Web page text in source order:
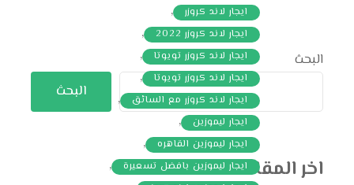
ايجار لاند كروزر ,
ايجار لاند كروزر 2022 ,
ايجار لاند كروزر تويوتا ,
ايجار لاند كروزر تويوتا ,
ايجار لاند كروزر مع السائق ,
ايجار ليموزين ,
ايجار ليموزين القاهره ,
ايجار ليموزين بافضل تسعيرة ,
البحث
البحث
اخر المقالات